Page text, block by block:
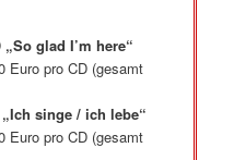
„So glad I’m here“
Euro pro CD (gesamt
singe / ich lebe“
Euro pro CD (gesamt